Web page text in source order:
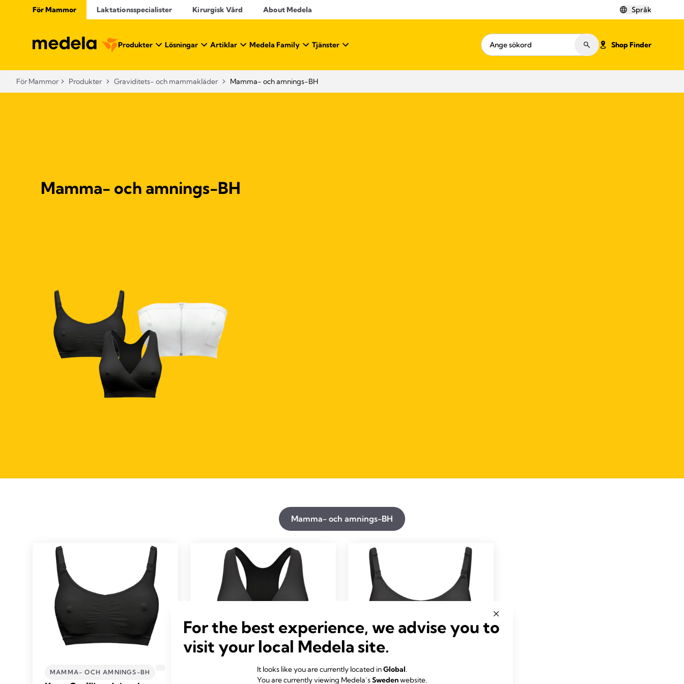
För Mammor Laktationsspecialister Kirurgisk Vård About Medela Språk
Produkter Lösningar Artiklar Medela Family Tjänster Shop Finder
För Mammor Produkter Graviditets- och mammakläder Mamma- och amnings-BH
Mamma- och amnings-BH
Mamma- och amnings-BH
MAMMA- OCH AMNINGS-BH MAMMA- OCH AMNINGS-BH MAMMA- OCH AMNINGS-BH
For the best experience, we advise you to
visit your local Medela site.
It looks like you are currently located inGlobal.
You are currently viewing Medela’sSwedenwebsite.